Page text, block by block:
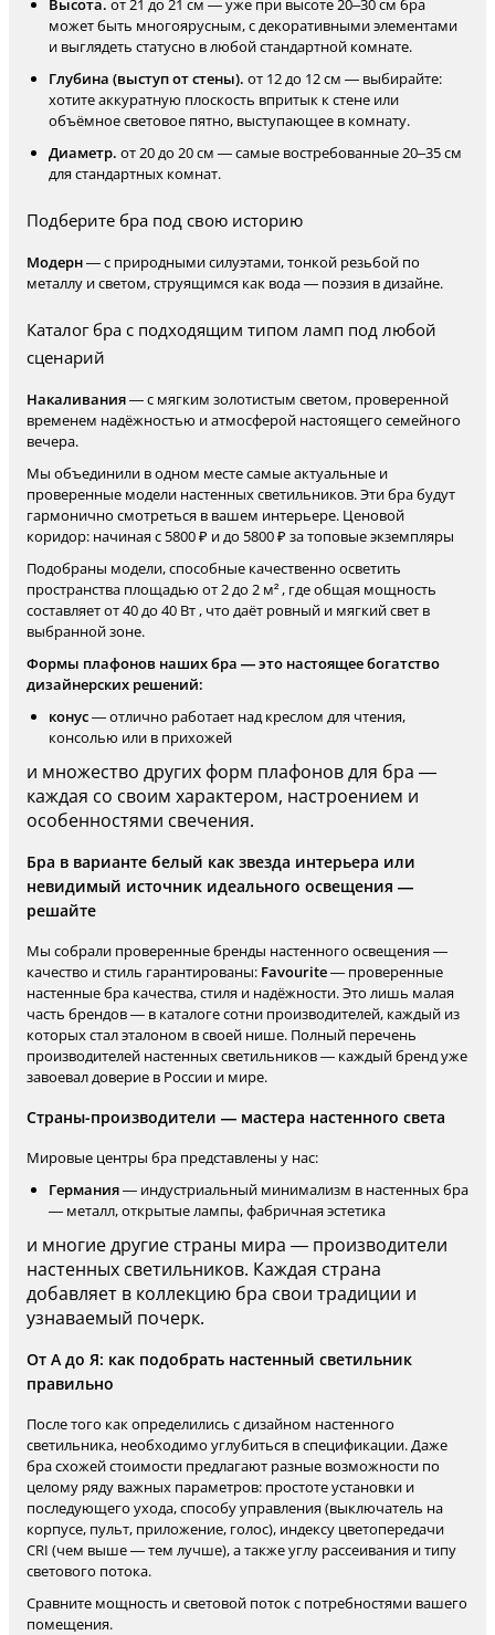
Высота. от 21 до 21 см — уже при высоте 20–30 см бра
может быть многоярусным, с декоративными элементами
и выглядеть статусно в любой стандартной комнате.
Глубина (выступ от стены). от 12 до 12 см — выбирайте:
хотите аккуратную плоскость впритык к стене или
объёмное световое пятно, выступающее в комнату.
Диаметр. от 20 до 20 см — самые востребованные 20–35 см
для стандартных комнат.
Подберите бра под свою историю
Модерн— с природными силуэтами, тонкой резьбой по
металлу и светом, струящимся как вода — поэзия в дизайне.
Каталог бра с подходящим типом ламп под любой
сценарий
Накаливания— с мягким золотистым светом, проверенной
временем надёжностью и атмосферой настоящего семейного
вечера.
Мы объединили в одном месте самые актуальные и
проверенные модели настенных светильников. Эти бра будут
гармонично смотреться в вашем интерьере. Ценовой
коридор: начиная с 5800 ₽ и до 5800 ₽ за топовые экземпляры
Подобраны модели, способные качественно осветить
пространства площадью от 2 до 2 м² , где общая мощность
составляет от 40 до 40 Вт , что даёт ровный и мягкий свет в
выбранной зоне.
Формы плафонов наших бра — это настоящее богатство
дизайнерских решений:
конус— отлично работает над креслом для чтения,
консолью или в прихожей
и множество других форм плафонов для бра —
каждая со своим характером, настроением и
особенностями свечения.
Бра в варианте белый как звезда интерьера или
невидимый источник идеального освещения —
решайте
Мы собрали проверенные бренды настенного освещения —
качество и стиль гарантированы: Favourite— проверенные
настенные бра качества, стиля и надёжности. Это лишь малая
часть брендов — в каталоге сотни производителей, каждый из
которых стал эталоном в своей нише. Полный перечень
производителей настенных светильников — каждый бренд уже
завоевал доверие в России и мире.
Страны-производители — мастера настенного света
Мировые центры бра представлены у нас:
Германия— индустриальный минимализм в настенных бра
— металл, открытые лампы, фабричная эстетика
и многие другие страны мира — производители
настенных светильников. Каждая страна
добавляет в коллекцию бра свои традиции и
узнаваемый почерк.
От А до Я: как подобрать настенный светильник
правильно
После того как определились с дизайном настенного
светильника, необходимо углубиться в спецификации. Даже
бра схожей стоимости предлагают разные возможности по
целому ряду важных параметров: простоте установки и
последующего ухода, способу управления (выключатель на
корпусе, пульт, приложение, голос), индексу цветопередачи
CRI (чем выше — тем лучше), а также углу рассеивания и типу
светового потока.
Сравните мощность и световой поток с потребностями вашего
помещения.